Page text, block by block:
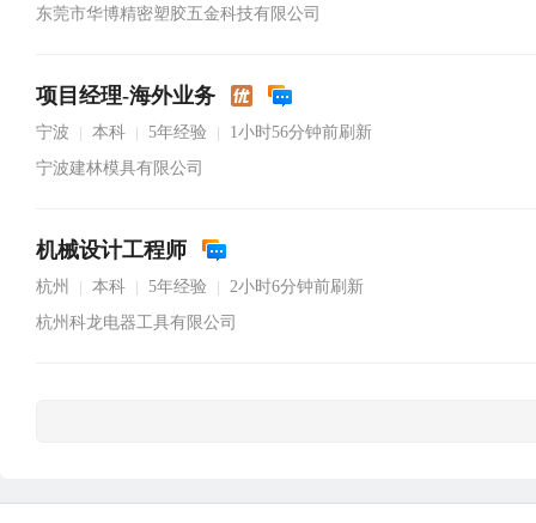
东莞市华博精密塑胶五金科技有限公司
项目经理-海外业务
宁波 本科 5年经验
1小时56分钟前刷新
宁波建林模具有限公司
机械设计工程师
杭州 本科 5年经验
2小时6分钟前刷新
杭州科龙电器工具有限公司